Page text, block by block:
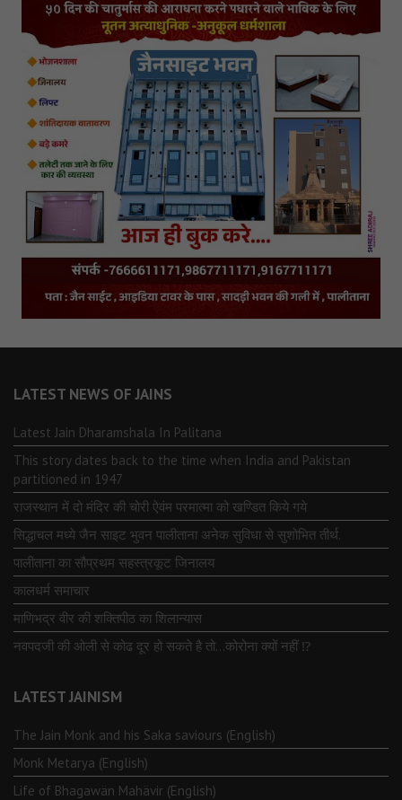
LATEST NEWS OF JAINS
Latest Jain Dharamshala In Palitana
This story dates back to the time when India and Pakistan
partitioned in 1947
राजस्थान में दो मंदिर की चोरी ऐवंम परमात्मा को खण्डित किये गये
सिद्धाचल मध्ये जैन साइट भुवन पालीताना अनेक सुविधा से सुशोभित तीर्थ.
पालीताना का सौप्रथम सहस्त्रकूट जिनालय
कालधर्म समाचार
माणिभद्र वीर की शक्तिपीठ का शिलान्यास
नवपदजी की ओली से कोढ दूर हो सकते है तो…कोरोना क्यों नहीं ⁉️
LATEST JAINISM
The Jain Monk and his Saka saviours (English)
Monk Metarya (English)
Life of Bhagawän Mahävir (English)